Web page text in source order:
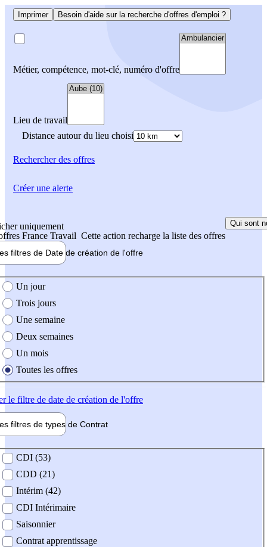
Imprimer Besoin d'aide sur la recherche d'offres d'emploi ?
Métier, compétence, mot-clé, numéro d'offre
Lieu de travail
Distance autour du lieu choisi
Rechercherdes offres
uniquement
France Travail Cette action recharge la liste des offres
Qui sont
filtres de Date de création de l'offre
création de l'offre
Un jour
Trois jours
Une semaine
Deux semaines
Un mois
Toutes les offres
le filtre de date de création de l'offre
filtres de types de Contrat
contrat
CDI (53)
CDD (21)
Intérim (42)
CDI Intérimaire
Saisonnier
Contrat apprentissage
Créer une alerte